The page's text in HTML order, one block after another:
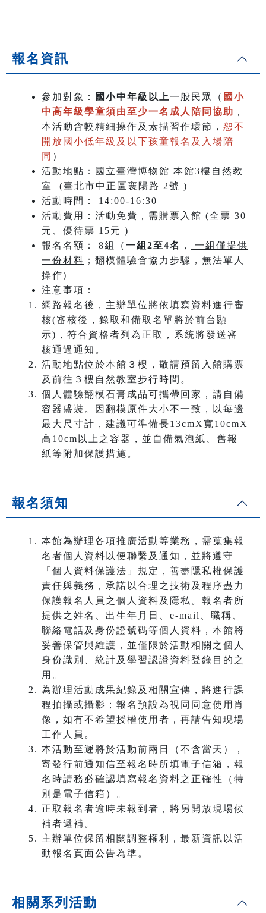
報名資訊
參加對象： 國小中年級以上一般民眾 （ 國小
中高年級學童須由至少一名成人陪同協助 ，
本活動含較精細操作及素描習作環節， 恕不
開放國小低年級及以下孩童報名及入場陪
同 ）
活動地點：國立臺灣博物館 本館3樓自然教
室
(臺北市中正區襄陽路 2號 )
活動時間： 14:00-16:30
活動費用：活動免費，需購票入館 (全票 30
元、優待票 15元 )
報名名額： 8組（ 一組2至4名 ，
一組僅提供
一份材料 ；翻模體驗含協力步驟，無法單人
操作)
注意事項：
網路報名後，主辦單位將依填寫資料進行審
核(審核後，錄取和備取名單將於前台顯
示)，符合資格者列為正取，系統將發送審
核通過通知。
活動地點位於本館３樓，敬請預留入館購票
及前往３樓自然教室步行時間。
個人體驗翻模石膏成品可攜帶回家，請自備
容器盛裝。因翻模原件大小不一致，以每邊
最大尺寸計，建議可準備長13cmX寬10cmX
高10cm以上之容器，並自備氣泡紙、舊報
紙等附加保護措施。
報名須知
本館為辦理各項推廣活動等業務，需蒐集報
名者個人資料以便聯繫及通知，並將遵守
「個人資料保護法」規定，善盡隱私權保護
責任與義務，承諾以合理之技術及程序盡力
保護報名人員之個人資料及隱私。報名者所
提供之姓名、出生年月日、e-mail、職稱、
聯絡電話及身份證號碼等個人資料，本館將
妥善保管與維護，並僅限於活動相關之個人
身份識別、統計及學習認證資料登錄目的之
用。
為辦理活動成果紀錄及相關宣傳，將進行課
程拍攝或攝影；報名預設為視同同意使用肖
像，如有不希望授權使用者，再請告知現場
工作人員。
本活動至遲將於活動前兩日（不含當天），
寄發行前通知信至報名時所填電子信箱，報
名時請務必確認填寫報名資料之正確性（特
別是電子信箱）。
正取報名者逾時未報到者，將另開放現場候
補者遞補。
主辦單位保留相關調整權利，最新資訊以活
動報名頁面公告為準。
相關系列活動